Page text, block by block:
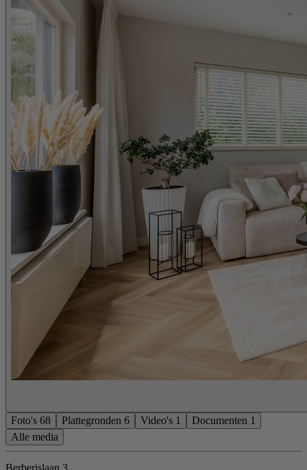
Foto's 68 Plattegronden 6 Video's 1 Documenten 1
Alle media
Berberislaan 3